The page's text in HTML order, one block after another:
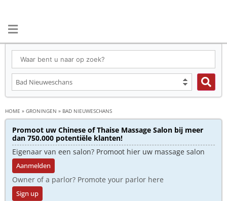
HOME » GRONINGEN » BAD NIEUWESCHANS
Promoot uw Chinese of Thaise Massage Salon bij meer
dan 750.000 potentiële klanten!
Eigenaar van een salon? Promoot hier uw massage salon
Aanmelden
Owner of a parlor? Promote your parlor here
Sign up